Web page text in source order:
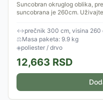
Suncobran okruglog oblika,
suncobrana je 260cm.
↔prečnik 300 cm, visina 260
⚖Masa paketa: 9.9 kg
◈poliester / drvo
12,663 RSD